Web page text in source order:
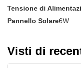
Tensione di
Pannello Solare6W
Visti di